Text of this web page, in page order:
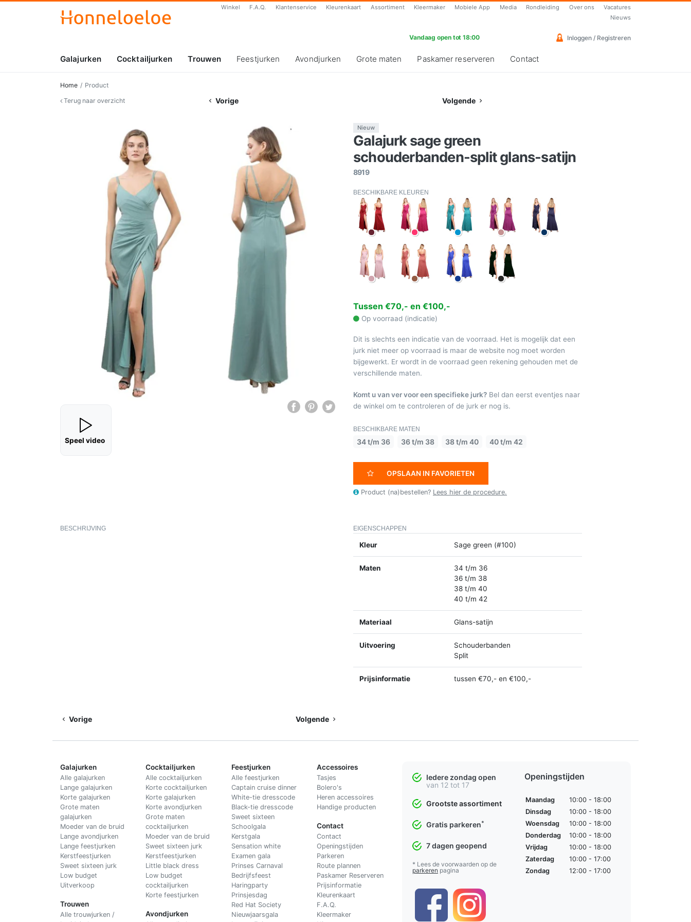
Winkel F.A.Q. Klantenservice Kleurenkaart Assortiment Kleermaker Mobiele App Media Rondleiding Over ons
Vacatures
Nieuws
Vandaag open tot 18:00 Inloggen / Registreren
Galajurken Cocktailjurken Trouwen Feestjurken Avondjurken Grote maten Paskamer reserveren Contact
Home
Product
Terug naar overzicht
Vorige Volgende
Speel video
Nieuw
Galajurk sage green
schouderbanden-split glans-satijn
8919
BESCHIKBARE KLEUREN
Tussen €70,- en €100,-
Op voorraad (indicatie)
Dit is slechts een indicatie van de voorraad. Het is mogelijk dat een
jurk niet meer op voorraad is maar de website nog moet worden
bijgewerkt. Er wordt in de voorraad geen rekening gehouden met de
verschillende maten.
Komt u van ver voor een specifieke jurk? Bel dan eerst eventjes naar
de winkel om te controleren of de jurk er nog is.
BESCHIKBARE MATEN
34 t/m 36 36 t/m 38 38 t/m 40 40 t/m 42
OPSLAAN IN FAVORIETEN
Product (na)bestellen? Lees hier de procedure.
BESCHRIJVING EIGENSCHAPPEN
Kleur Sage green (#100)
Maten
34 t/m 36
36 t/m 38
38 t/m 40
40 t/m 42
Materiaal Glans-satijn
Uitvoering
Schouderbanden
Split
Prijsinformatie tussen €70,- en €100,-
Vorige Volgende
Galajurken
Alle galajurken
Lange galajurken
Korte galajurken
Grote maten
galajurken
Moeder van de bruid
Lange avondjurken
Lange feestjurken
Kerstfeestjurken
Sweet sixteen jurk
Low budget
Uitverkoop
Trouwen
Alle trouwjurken /
Cocktailjurken
Alle cocktailjurken
Korte cocktailjurken
Korte galajurken
Korte avondjurken
Grote maten
cocktailjurken
Moeder van de bruid
Sweet sixteen jurk
Kerstfeestjurken
Little black dress
Low budget
cocktailjurken
Korte feestjurken
Avondjurken
Feestjurken
Alle feestjurken
Captain cruise dinner
White-tie dresscode
Black-tie dresscode
Sweet sixteen
Schoolgala
Kerstgala
Sensation white
Examen gala
Prinses Carnaval
Bedrijfsfeest
Haringparty
Prinsjesdag
Red Hat Society
Nieuwjaarsgala
Accessoires
Tasjes
Bolero's
Heren accessoires
Handige producten
Contact
Contact
Openingstijden
Parkeren
Route plannen
Paskamer Reserveren
Prijsinformatie
Kleurenkaart
F.A.Q.
Kleermaker
Iedere zondag open
van 12 tot 17
Grootste assortiment
Gratis parkeren*
7 dagen geopend
* Lees de voorwaarden op de
parkeren pagina
Openingstijden
Maandag
10:00 - 18:00
Dinsdag
10:00 - 18:00
Woensdag
10:00 - 18:00
Donderdag
10:00 - 18:00
Vrijdag
10:00 - 18:00
Zaterdag
10:00 - 17:00
Zondag
12:00 - 17:00